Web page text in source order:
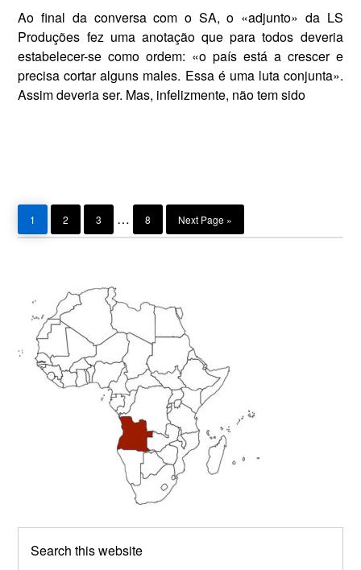
Ao final da conversa com o SA, o «adjunto» da LS
Produ­ções fez uma anotação que para todos deveria
estabelecer-se como ordem: «o país está a crescer e
precisa cortar alguns males. Essa é uma luta conjunta».
Assim deveria ser. Mas, infelizmente, não tem sido
1 2 3
Interim
pages
… 8 to
Next Page »
Primary
Sidebar
this